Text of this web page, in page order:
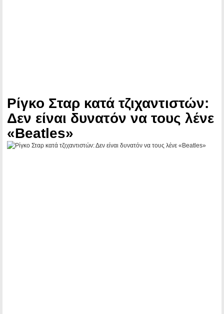
Ρίγκο Σταρ κατά τζιχαντιστών:
Δεν είναι δυνατόν να τους λένε
«Beatles»